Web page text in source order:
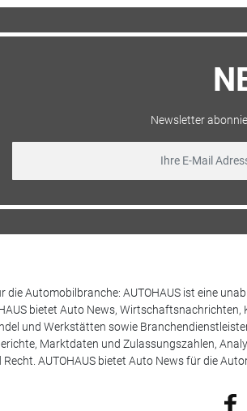
Newsletter
die Automobilbranche: AUTOHAUS ist eine
bietet Auto News,
und Werkstätten sowie
Marktdaten und Zulassungszahlen,
Recht. AUTOHAUS bietet Auto News für die